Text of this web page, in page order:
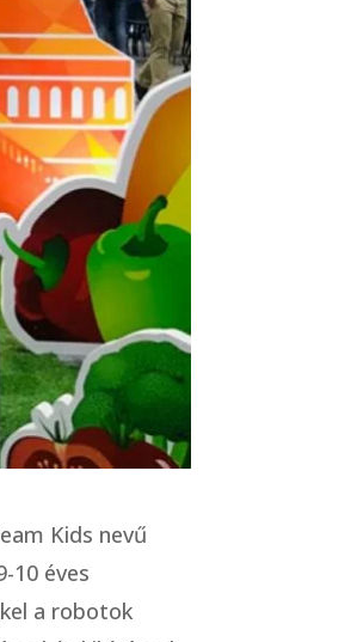
Kids nevű
10 éves
a robotok